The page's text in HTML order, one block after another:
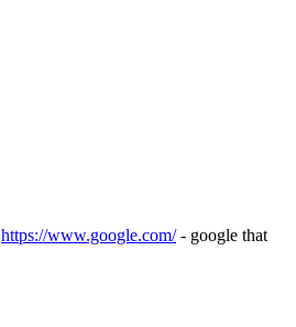
https://www.google.com/- google that